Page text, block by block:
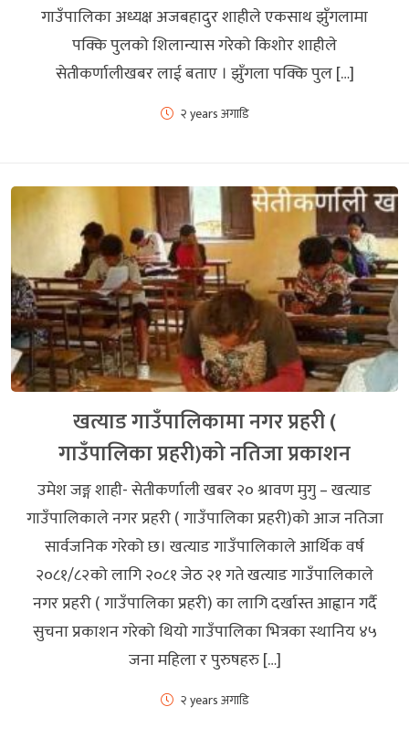
गाउँपालिका अध्यक्ष अजबहादुर शाहीले एकसाथ झुँगलामा
पक्कि पुलको शिलान्यास गरेको किशोर शाहीले
सेतीकर्णालीखबर लाई बताए । झुँगला पक्कि पुल […]
२ years अगाडि
खत्याड गाउँपालिकामा नगर प्रहरी (
गाउँपालिका प्रहरी)को नतिजा प्रकाशन
उमेश जङ्ग शाही- सेतीकर्णाली खबर २० श्रावण मुगु – खत्याड
गाउँपालिकाले नगर प्रहरी ( गाउँपालिका प्रहरी)को आज नतिजा
सार्वजनिक गरेको छ। खत्याड गाउँपालिकाले आर्थिक वर्ष
२०८१/८२को लागि २०८१ जेठ २१ गते खत्याड गाउँपालिकाले
नगर प्रहरी ( गाउँपालिका प्रहरी) का लागि दर्खास्त आह्वान गर्दै
सुचना प्रकाशन गरेको थियो गाउँपालिका भित्रका स्थानिय ४५
जना महिला र पुरुषहरु […]
२ years अगाडि